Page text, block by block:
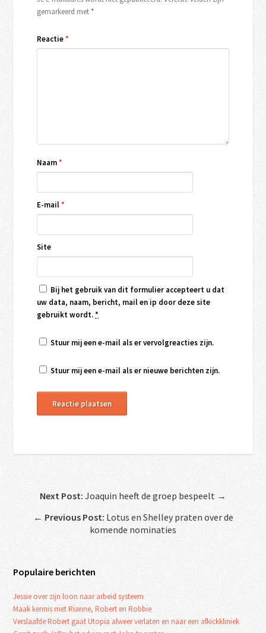
gemarkeerd met*
Reactie*
Naam*
E-mail*
Site
Bij het gebruik van dit formulier accepteert u dat
uw data, naam, bericht, mail en ip door deze site
gebruikt wordt.*
Stuur mij een e-mail als er vervolgreacties zijn.
Stuur mij een e-mail als er nieuwe berichten zijn.
Next Post: Joaquin heeft de groep bespeelt →
← Previous Post: Lotus en Shelley praten over de
komende nominaties
Populaire berichten
Jessie over zijn loon naar arbeid systeem
Maak kennis met Rianne, Robert en Robbie
Verslaafde Robert gaat Utopia alweer verlaten en naar een afkickkliniek